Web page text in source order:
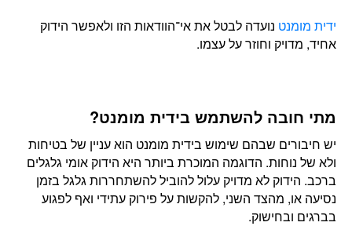
ידית מומנט נועדה לבטל את אי־הוודאות הזו ולאפשר הידוק
אחיד, מדויק וחוזר על עצמו.
מתי חובה להשתמש בידית מומנט?
יש חיבורים שבהם שימוש בידית מומנט הוא עניין של בטיחות
ולא של נוחות. הדוגמה המוכרת ביותר היא הידוק אומי גלגלים
ברכב. הידוק לא מדויק עלול להוביל להשתחררות גלגל בזמן
נסיעה או, מהצד השני, להקשות על פירוק עתידי ואף לפגוע
בברגים ובחישוק.